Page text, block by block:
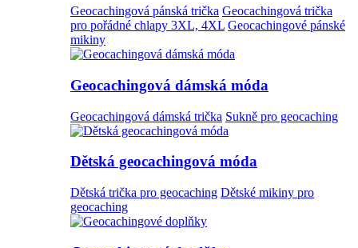
Geocachingová pánská trička Geocachingová trička
pro pořádné chlapy 3XL, 4XL Geocachingové pánské
mikiny
Geocachingová dámská móda
Geocachingová dámská trička Sukně pro geocaching
Dětská geocachingová móda
Dětská trička pro geocaching Dětské mikiny pro
geocaching